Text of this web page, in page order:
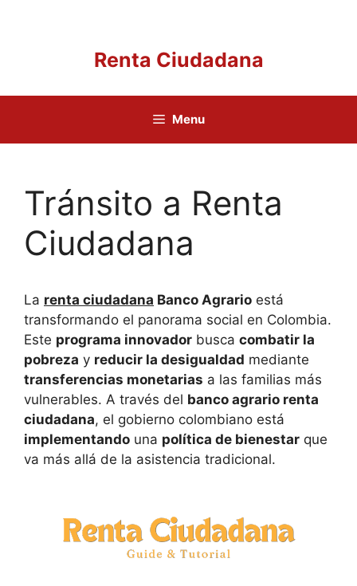
Renta Ciudadana
Menu
Tránsito a Renta
Ciudadana
La renta ciudadana Banco Agrario está
transformando el panorama social en Colombia.
Este programa innovador busca combatir la
pobreza y reducir la desigualdad mediante
transferencias monetarias a las familias más
vulnerables. A través del banco agrario renta
ciudadana, el gobierno colombiano está
implementando una política de bienestar que
va más allá de la asistencia tradicional.